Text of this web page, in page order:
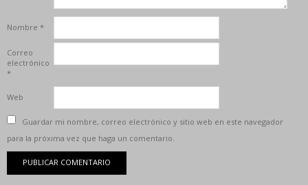
Nombre *
Correo
electrónico
*
Web
Guardar mi nombre, correo electrónico y sitio web en este navegador
para la próxima vez que haga un comentario.